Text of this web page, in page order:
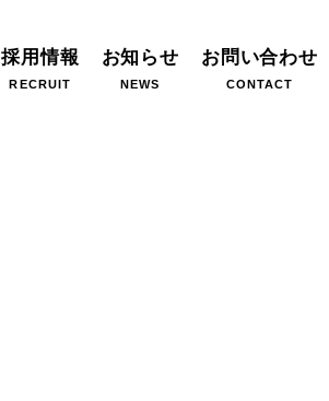
採用情報
RECRUIT
お知らせ
NEWS
お問い合わせ
CONTACT